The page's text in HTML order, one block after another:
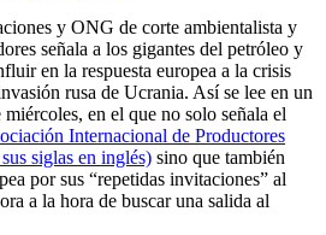
y ONG de corte ambientalista y
señala a los gigantes del petróleo y
en la respuesta europea a la crisis
rusa de Ucrania. Así se lee en un
en el que no solo señala el
Internacional de Productores
siglas en inglés) sino que también
por sus “repetidas invitaciones” al
a la hora de buscar una salida al